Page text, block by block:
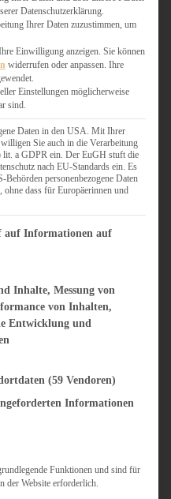
& GEMÜSE
& SANDWICHES
AUF DEM TISCH
& FISCH
/ BARBECUE
BACKEN
POT-GERICHTE
& NUDELGERICHTE
& QUICHES
& RISOTTO
& SNACKS
HERZHAFT
& HERZHAFT
& FRÜHSTÜCK
LIEBLINGSESSEN
Datenschutzerklärung.
Ihrer Daten zuzustimmen, um
Einwilligung anzeigen. Sie können
widerrufen oder anpassen. Ihre
Einstellungen möglicherweise
sind.
Daten in den USA. Mit Ihrer
Sie auch in die Verarbeitung
a GDPR ein. Der EuGH stuft die
nach EU-Standards ein. Es
Behörden personenbezogene Daten
dass für Europäerinnen und
des IAB Transparency and Consent
auf Informationen auf
Inhalte, Messung von
von Inhalten,
Entwicklung und
(59 Vendoren)
Informationen
die eine Einwilligung erteilt werden
Funktionen und sind für
der Website erforderlich.